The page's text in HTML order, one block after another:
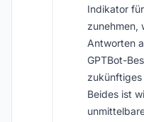
Indikator
zunehmen,
Antworten
GPTBot-
Beides ist